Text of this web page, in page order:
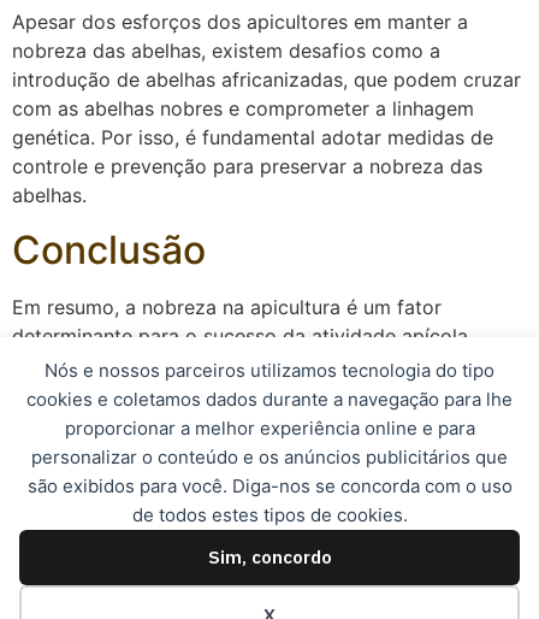
Nós e nossos parceiros utilizamos tecnologia do tipo
cookies e coletamos dados durante a navegação para lhe
proporcionar a melhor experiência online e para
personalizar o conteúdo e os anúncios publicitários que
são exibidos para você. Diga-nos se concorda com o uso
de todos estes tipos de cookies.
Sim, concordo
Apesar dos esforços dos apicultores em manter a
nobreza das abelhas, existem desafios como a
introdução de abelhas africanizadas, que podem cruzar
com as abelhas nobres e comprometer a linhagem
genética. Por isso, é fundamental adotar medidas de
controle e prevenção para preservar a nobreza das
abelhas.
Conclusão
Em resumo, a nobreza na apicultura é um fator
determinante para o sucesso da atividade apícola,
garantindo a qualidade, produtividade e
sustentabilidade das colmeias. A seleção e criação de
abelhas nobres são essenciais para manter as
características genéticas superiores e obter os
melhores resultados na produção de mel e outros
produtos apícolas.
© 2023, Apismel. Todos os direitos reservados.